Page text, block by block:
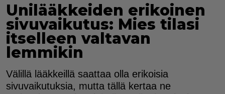
Unilääkkeiden erikoinen
sivuvaikutus: Mies tilasi
itselleen valtavan
lemmikin
Välillä lääkkeillä saattaa olla erikoisia
sivuvaikutuksia, mutta tällä kertaa ne